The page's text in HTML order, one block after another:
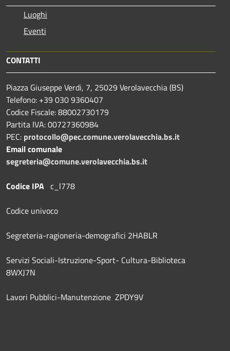
Luoghi
Eventi
CONTATTI
Piazza Giuseppe Verdi, 7, 25029 Verolavecchia (BS)
Telefono: +39 030 9360407
Codice Fiscale: 88002730179
Partita IVA: 00727360984
PEC: protocollo@pec.comune.verolavecchia.bs.it
Email comunale
segreteria@comune.verolavecchia.bs.it
Codice IPA c_l778
Codice univoco
Segreteria-ragioneria-demografici 2HABLR
Servizi Sociali-Istruzione-Sport- Cultura-Biblioteca
8WXJ7N
Lavori Pubblici-Manutenzione ZPDY9V